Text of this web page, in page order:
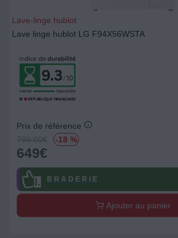
Lave-linge hublot
Lave linge hublot LG F94X56WSTA
Prix de référence
799.00€ -18 %
649€
B R A D E R I E
Ajouter au panier